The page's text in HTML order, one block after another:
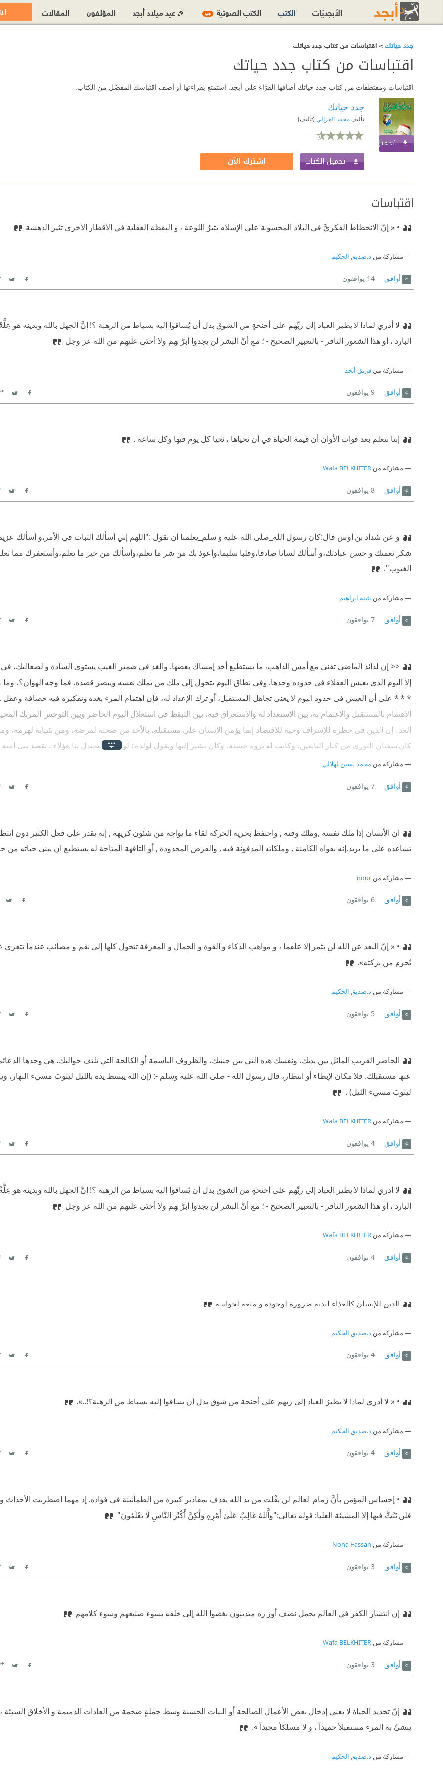
جدد حياتك> اقتباسات من كتاب جدد حياتك
اقتباسات من كتاب جدد حياتك
اقتباسات ومقتطفات من كتاب جدد حياتك أضافها القرّاء على أبجد. استمتع بقراءتها أو أضف اقتباسك المفضّل من الكتاب.
تحميل الكتاب اشترك الآن
جدد حياتك
تأليفمحمد الغزالي (تأليف)
تحميل الكتاب اشترك الآن
اقتباسات
• « إنّ الانحطاطَ الفكريَّ في البلاد المحسوبة على الإسلام يثيرُ اللوعة ، و اليقظة العقلية في الأقطار الأخرى تثير الدهشة
مشاركة من د.صديق الحكيم
أوافق 14 يوافقون
لا أدري لماذا لا يطير العباد إلى ربِّهم على أجنحةٍ من الشوق بدل أن يُساقوا إليه بسياط من الرهبة ؟! إنَّ الجهل بالله وبدينه هو
البارد ، أو هذا الشعور النافر - بالتعبير الصحيح - ؛ مع أنَّ البشر لن يجدوا أبرَّ بهم ولا أحنَى عليهم من الله عز وجل
مشاركة منفريق أبجد
Facebook
أوافق 9 يوافقون
إننا نتعلم بعد فوات الأوان أن قيمة الحياة في أن نحياها ، نحيا كل يوم فيها وكل ساعة .
مشاركة منWafa BELKHITER
أوافق 8 يوافقون
و عن شداد بن أوس قال:كان رسول الله_صلى الله عليه و سلم_يعلمنا أن نقول :"اللهم إني أسألك الثبات في الأمر،و أسألك
شكر نعمتك و حسن عبادتك،و أسألك لسانا صادقا،وقلبا سليما،وأعوذ بك من شر ما تعلم،وأسألك من خير ما تعلم،وأستغفرك مما
الغيوب".
مشاركة من بثينة ابراهيم
أوافق 7 يوافقون
<< إن لذائذ الماضى تفنى مع أمس الذاهب، ما يستطيع أحد إمساك بعضها. والغد فى ضمير الغيب يستوى السادة والصعاليك، فى
إلا اليوم الذى يعيش العقلاء فى حدوده وحدها. وفى نطاق اليوم يتحول إلى ملك من يملك نفسه ويبصر قصده. فما وجه الهوان؟، وما
* * * على أن العيش فى حدود اليوم لا يعنى تجاهل المستقبل، أو ترك الإعداد له، فإن اهتمام المرء بغده وتفكيره فيه حصافة وعقل
الاهتمام بالمستقبل والاغتمام به، بين الاستعداد له والاستغراق فيه، بين التيقظ فى استغلال اليوم الحاضر وبين التوجس المربك
الغد . إن الدين فى حظره للإسراف وحبه للاقتصاد إنما يؤمن الإنسان على مستقبله، بالأخذ من صحته لمرضه، ومن شبابه لهرمه،
كان سفيان الثورى من كبار التابعين، وكانت له ثروة حسنة، وكان يشير إليها ويقول لولده : لولا هذه لتمندل بنا هؤلاء ـ يقصد بنى
حماه من حكام زمنه، فلم يحتج إلى مداهنتهم أو تملقهم . والواقع أن ذلك مسلك يعين على بلوغه إحسان العيش فى حدود اليوم، فإن
سيكفيك فى غد ما يكون أتدرى كيف يسرق عمر المرء منه؟ يذهل عن يومه فى ارتقاب غده، ولا يزال كذلك حتى ينقضى أجله، ويده
مشاركة من محمد يسين لهلالي
أوافق 7 يوافقون
ان الأنسان إذا ملك نفسه ,وملك وقته , واحتفظ بحرية الحركة لقاء ما يواجه من شئون كريهة , إنه يقدر على فعل الكثير دون
تساعده على ما يريد.إنه بقواه الكامنة , وملكاته المدفونة فيه , والفرص المحدودة , أو التافهة المتاحة له يستطيع ان يبني حياته من
مشاركة منnour
أوافق 6 يوافقون
• « إنّ البعد عن الله لن يثمر إلا علقما ، و مواهب الذكاء و القوة و الجمال و المعرفة تتحول كلها إلى نقم و مصائب عندما تتعرى
تُحرم من بركته».
مشاركة من د.صديق الحكيم
أوافق 5 يوافقون
الحاضر القريب الماثل بين يديك، ونفسك هذه التي بين جنبيك، والظروف الباسمة أو الكالحة التي تلتف حواليك، هي وحدها
عنها مستقبلك. فلا مكان لإبطاء أو انتظار، قال رسول الله - صلى الله عليه وسلم -: (إن الله يبسط يده بالليل ليتوبَ مسيء النهار،
ليتوبَ مسيء الليل) .
مشاركة منWafa BELKHITER
أوافق 4 يوافقون
لا أدري لماذا لا يطير العباد إلى ربِّهم على أجنحةٍ من الشوق بدل أن يُساقوا إليه بسياط من الرهبة ؟! إنَّ الجهل بالله وبدينه هو
البارد ، أو هذا الشعور النافر - بالتعبير الصحيح - ؛ مع أنَّ البشر لن يجدوا أبرَّ بهم ولا أحنَى عليهم من الله عز وجل
مشاركة منWafa BELKHITER
أوافق 4 يوافقون
الدين للإنسان كالغذاء لبدنه ضرورة لوجوده و متعة لحواسه
مشاركة من د.صديق الحكيم
أوافق 4 يوافقون
• « لا أدري لماذا لا يطيرُ العباد إلى ربهم على أجنحة من شوق بدل أن يساقوا إليه بسياط من الرهبة؟!..».
مشاركة من د.صديق الحكيم
أوافق 4 يوافقون
• إحساس المؤمن بأنَّ زمام العالم لن يَفْلت من يد الله يقذف بمقادير كبيرة من الطمأنينة في فؤاده. إذ مهما اضطربت الأحداث
فلن تَبُثَّ فيها إلا المشيئة العليا: قوله تعالى:"وَاَّللهُ غَالِبٌ عَلَىٰ أَمْرِهِ وَلَٰكِنَّ أَكْثَرَ النَّاسِ لَا يَعْلَمُونَ"
مشاركة من Noha Hassan
أوافق 3 يوافقون
إن انتشار الكفر في العالم يحمل نصف أوزاره متدينون بغضوا الله إلى خلقه بسوء صنيعهم وسوء كلامهم
مشاركة منWafa BELKHITER
Facebook
أوافق 3 يوافقون
إنّ تجديد الحياة لا يعني إدخال بعض الأعمال الصالحة أو النيات الحسنة وسط جملةٍ ضخمة من العادات الذميمة و الأخلاق السيئة ،
ينشئُ به المرء مستقبلاً حميداً ، و لا مسلكاً مجيداً ».
مشاركة من د.صديق الحكيم
الأبجديّات الكتب الكتب الصوتية جديد 🎉 عيد ميلاد أبجد المؤلفون المقالات